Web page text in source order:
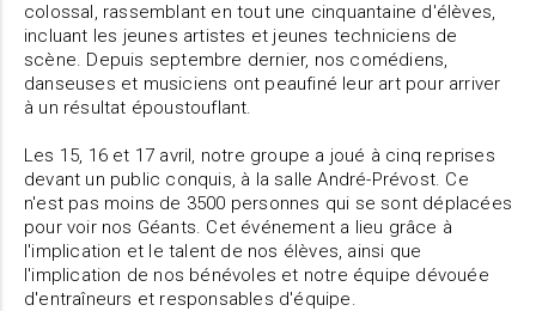
colossal, rassemblant en tout une cinquantaine d'élèves,
incluant les jeunes artistes et jeunes techniciens de
scène. Depuis septembre dernier, nos comédiens,
danseuses et musiciens ont peaufiné leur art pour arriver
à un résultat époustouflant.
Les 15, 16 et 17 avril, notre groupe a joué à cinq reprises
devant un public conquis, à la salle André-Prévost. Ce
n'est pas moins de 3500 personnes qui se sont déplacées
pour voir nos Géants. Cet événement a lieu grâce à
l'implication et le talent de nos élèves, ainsi que
l'implication de nos bénévoles et notre équipe dévouée
d'entraîneurs et responsables d'équipe.